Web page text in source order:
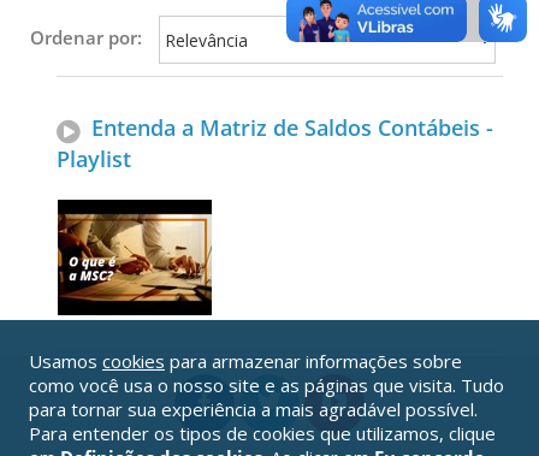
Ordenar por:
Entenda a Matriz de Saldos Contábeis -
Playlist
Usamos cookies para armazenar informações sobre
como você usa o nosso site e as páginas que visita. Tudo
para tornar sua experiência a mais agradável possível.
Para entender os tipos de cookies que utilizamos, clique